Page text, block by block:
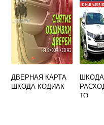
ДВЕРНАЯ КАРТА
ШКОДА КОДИАК
ТО